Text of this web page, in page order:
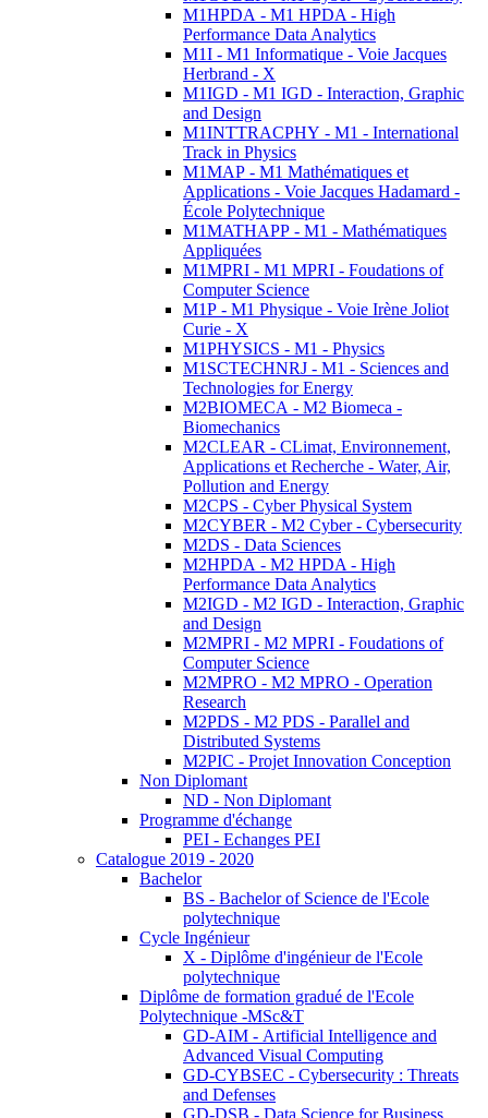
M1HPDA - M1 HPDA - High
Performance Data Analytics
M1I - M1 Informatique - Voie Jacques
Herbrand - X
M1IGD - M1 IGD - Interaction, Graphic
and Design
M1INTTRACPHY - M1 - International
Track in Physics
M1MAP - M1 Mathématiques et
Applications - Voie Jacques Hadamard -
École Polytechnique
M1MATHAPP - M1 - Mathématiques
Appliquées
M1MPRI - M1 MPRI - Foudations of
Computer Science
M1P - M1 Physique - Voie Irène Joliot
Curie - X
M1PHYSICS - M1 - Physics
M1SCTECHNRJ - M1 - Sciences and
Technologies for Energy
M2BIOMECA - M2 Biomeca -
Biomechanics
M2CLEAR - CLimat, Environnement,
Applications et Recherche - Water, Air,
Pollution and Energy
M2CPS - Cyber Physical System
M2CYBER - M2 Cyber - Cybersecurity
M2DS - Data Sciences
M2HPDA - M2 HPDA - High
Performance Data Analytics
M2IGD - M2 IGD - Interaction, Graphic
and Design
M2MPRI - M2 MPRI - Foudations of
Computer Science
M2MPRO - M2 MPRO - Operation
Research
M2PDS - M2 PDS - Parallel and
Distributed Systems
M2PIC - Projet Innovation Conception
Non Diplomant
ND - Non Diplomant
Programme d'échange
PEI - Echanges PEI
Catalogue 2019 - 2020
Bachelor
BS - Bachelor of Science de l'Ecole
polytechnique
Cycle Ingénieur
X - Diplôme d'ingénieur de l'Ecole
polytechnique
Diplôme de formation gradué de l'Ecole
Polytechnique -MSc&T
GD-AIM - Artificial Intelligence and
Advanced Visual Computing
GD-CYBSEC - Cybersecurity : Threats
and Defenses
GD-DSB - Data Science for Business